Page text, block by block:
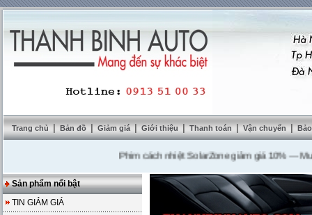
Trang chủ | Bản đồ | Giảm giá | Giới thiệu | Thanh toán | Vận chuyển |
Phim cách nhiệt SolarZone giảm giá 10%---Mua
Sản phẩm nổi bật
TIN GIẢM GIÁ